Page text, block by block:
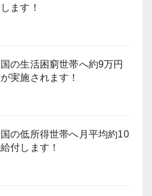
ます！
国の生活困窮世帯へ約9万円
実施されます！
国の低所得世帯へ月平均約10
付します！